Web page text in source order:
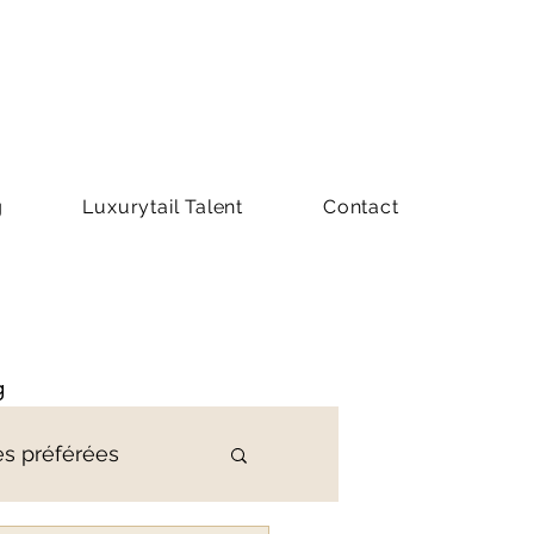
Luxurytail Talent Contact
préférées